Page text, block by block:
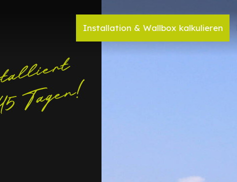
Installation & Wallbox kalkulieren